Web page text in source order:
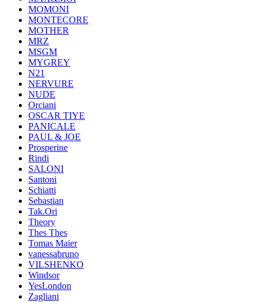
MOMONI
MONTECORE
MOTHER
MRZ
MSGM
MYGREY
N21
NERVURE
NUDE
Orciani
OSCAR TIYE
PANICALE
PAUL & JOE
Prosperine
Rindi
SALONI
Santoni
Schiatti
Sebastian
Tak.Ori
Theory
Thes Thes
Tomas Maier
vanessabruno
VILSHENKO
Windsor
YesLondon
Zagliani